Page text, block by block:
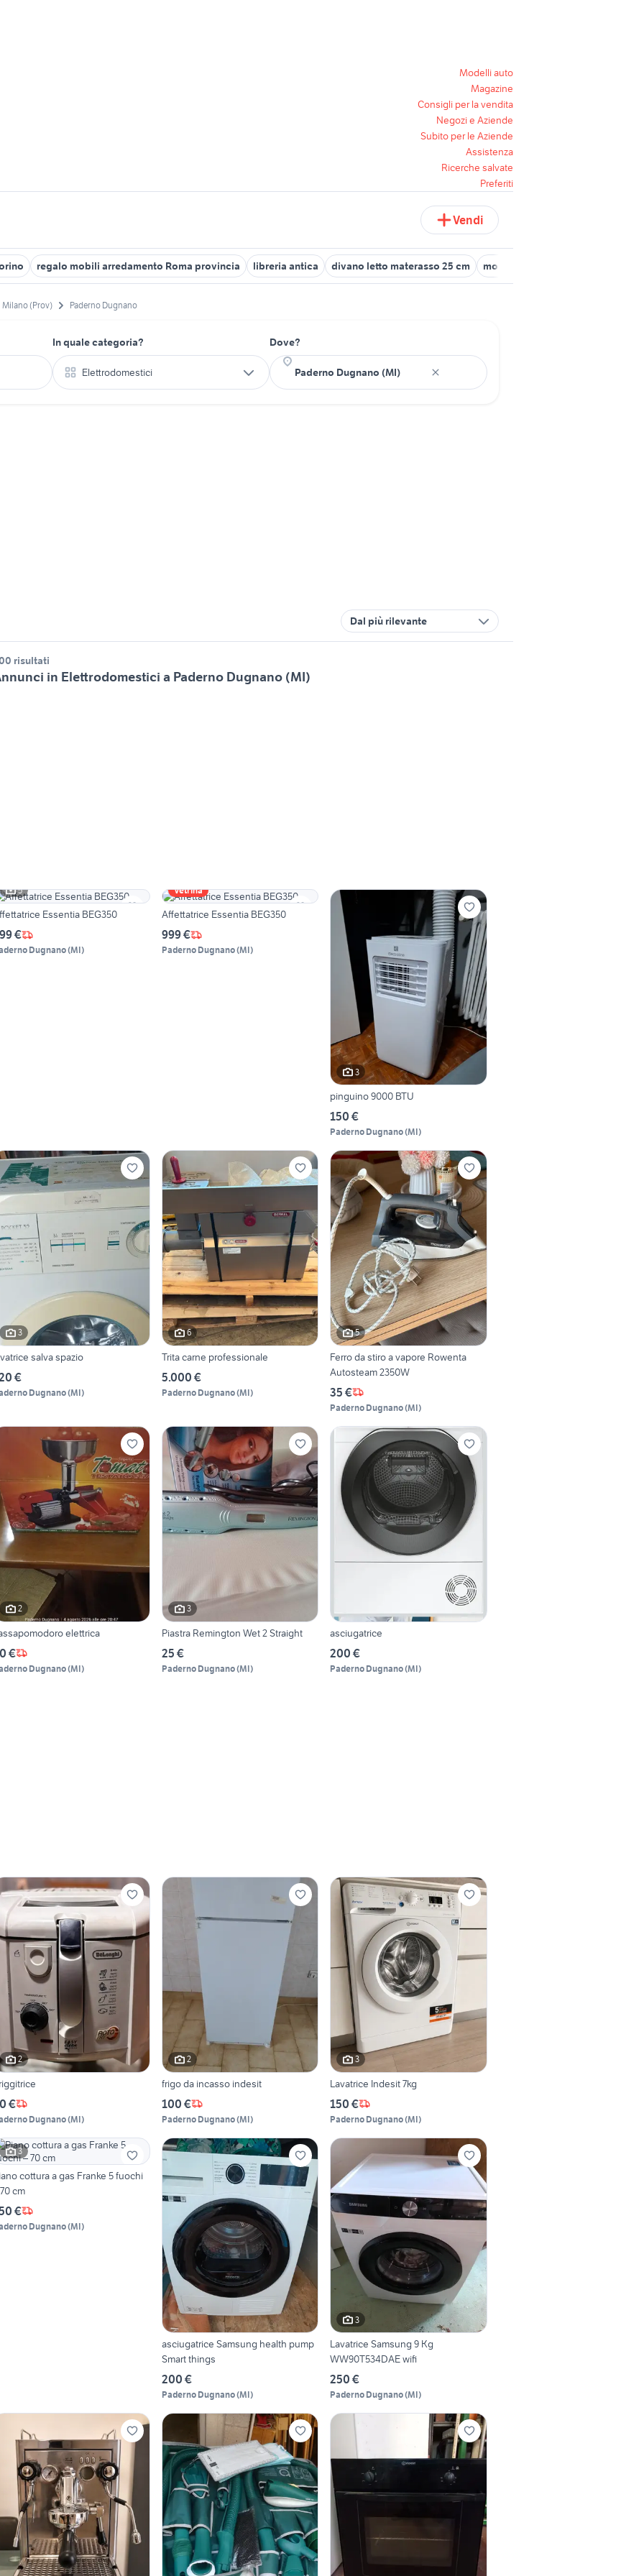
Modelli auto
Magazine
Consigli per la vendita
Negozi e Aziende
Subito per le Aziende
Assistenza
Ricerche salvate
Preferiti
Vendi
regalo mobili arredamento Roma provincia libreria antica divano letto materasso 25 cm mobili arredamento Roma
Milano (Prov) Paderno Dugnano
In quale categoria?
Elettrodomestici
Dove?
Dal più rilevante
risultati
in Elettrodomestici a Paderno Dugnano (MI)
5
Essentia BEG350
€
Dugnano(MI)
Vetrina
Affettatrice Essentia BEG350
999 €
Paderno Dugnano(MI)
3
pinguino 9000 BTU
150 €
Paderno Dugnano(MI)
3
salva spazio
€
Dugnano(MI)
6
Trita carne professionale
5.000 €
Paderno Dugnano(MI)
5
Ferro da stiro a vapore Rowenta
Autosteam 2350W
35 €
Paderno Dugnano(MI)
2
elettrica
€
Dugnano(MI)
3
Piastra Remington Wet 2 Straight
25 €
Paderno Dugnano(MI)
asciugatrice
200 €
Paderno Dugnano(MI)
2
€
Dugnano(MI)
2
frigo da incasso indesit
100 €
Paderno Dugnano(MI)
3
Lavatrice Indesit 7kg
150 €
Paderno Dugnano(MI)
3
cottura a gas Franke 5 fuochi
cm
€
Dugnano(MI)
asciugatrice Samsung health pump
Smart things
200 €
Paderno Dugnano(MI)
3
Lavatrice Samsung 9 Kg
WW90T534DAE wifi
250 €
Paderno Dugnano(MI)